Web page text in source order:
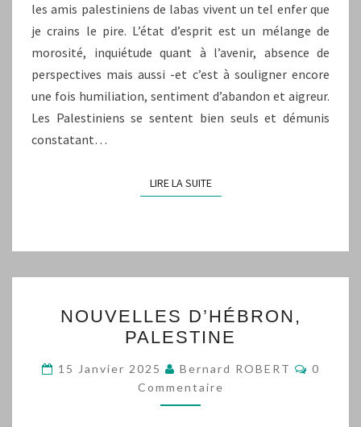
les amis palestiniens de labas vivent un tel enfer que
je crains le pire. L’état d’esprit est un mélange de
morosité, inquiétude quant à l’avenir, absence de
perspectives mais aussi -et c’est à souligner encore
une fois humiliation, sentiment d’abandon et aigreur.
Les Palestiniens se sentent bien seuls et démunis
constatant…
LIRE LA SUITELIRE LA SUITE
D’HÉBRON,
PALESTINE
NOUVELLES D’HÉBRON,
PALESTINE
15 Janvier 2025 Bernard ROBERT
0
Commentaire